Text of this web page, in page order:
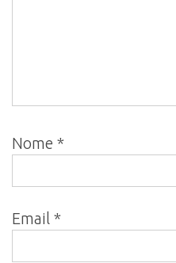
Nome *
Email *